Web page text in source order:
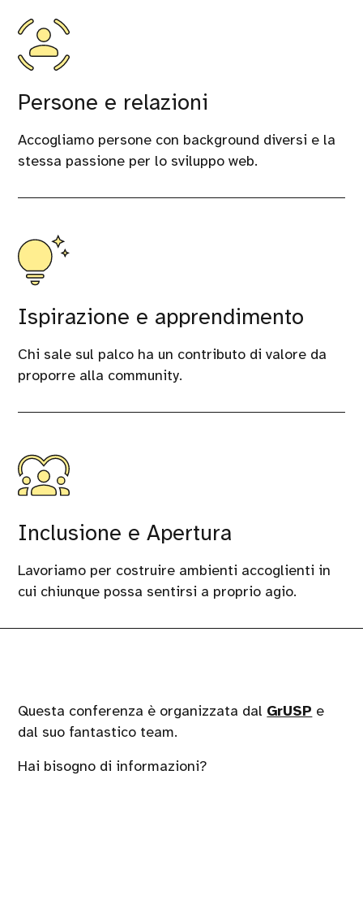
Persone e relazioni
Accogliamo persone con background diversi e la
stessa passione per lo sviluppo web.
Ispirazione e apprendimento
Chi sale sul palco ha un contributo di valore da
proporre alla community.
Inclusione e Apertura
Lavoriamo per costruire ambienti accoglienti in
cui chiunque possa sentirsi a proprio agio.
Questa conferenza è organizzata dal GrUSP e
dal suo fantastico team.
Hai bisogno di informazioni?